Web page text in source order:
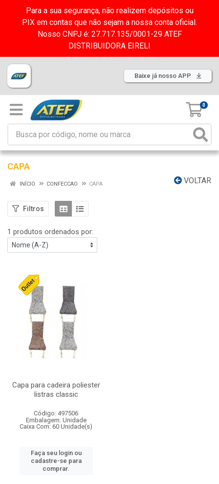
Para a sua segurança, não realizem depósitos ou
PIX em contas que não sejam a nossa conta oficial.
Nosso CNPJ é: 27.717.135/0001-29 ATEF
DISTRIBUIDORA EIRELI
Baixe já nosso APP
0
CAPA
VOLTAR
INÍCIO CONFECCAO CAPA
Filtros
1 produtos ordenados por:
Capa para cadeira poliester
listras classic
Código: 497506
Embalagem: Unidade
Caixa Com: 60 Unidade(s)
Faça seu login ou
cadastre-se para
comprar.